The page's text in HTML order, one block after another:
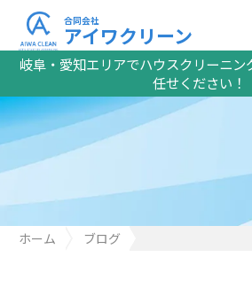
岐阜・愛知エリアでハウスクリーニ
任せください！
合同会社
アイワクリーン
ホーム
ブログ